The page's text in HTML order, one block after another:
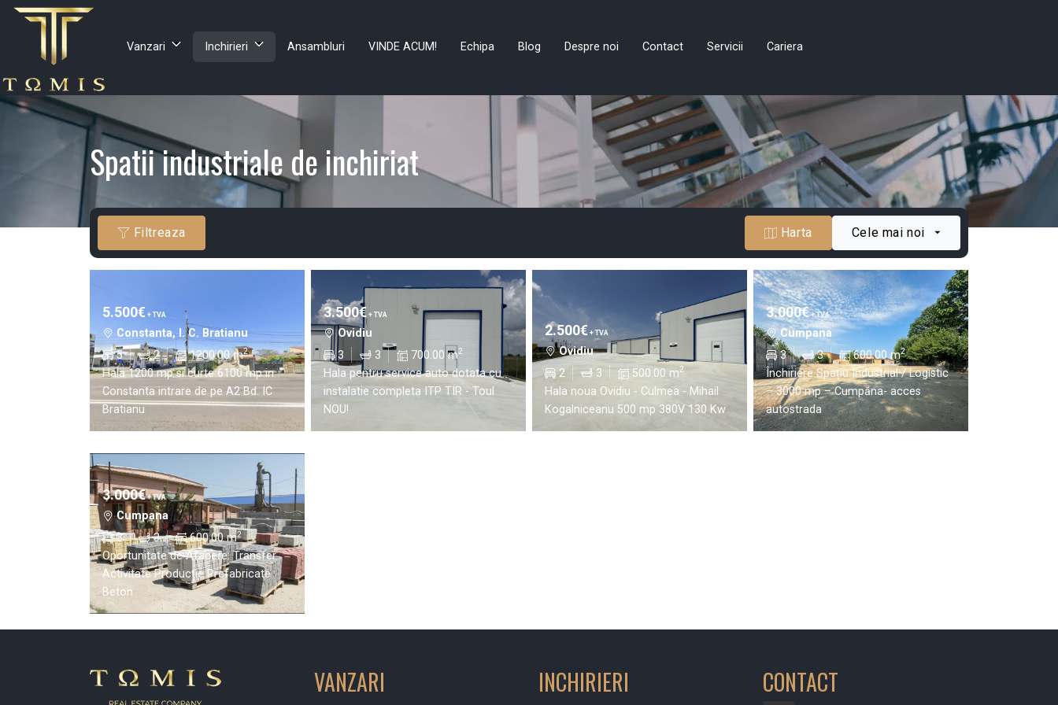
Vanzari Inchirieri Ansambluri VINDE ACUM! Echipa Blog Despre noi Contact Servicii Cariera
Spatii industriale de inchiriat
Filtreaza Harta Cele mai noi
5.500€ + TVA
Constanta, I. C. Bratianu
5
2 1200.00 m2
Hala 1200 mp si curte 6100 mp in
Constanta intrare de pe A2 Bd. IC
Bratianu
3.500€ + TVA
Ovidiu
3
3 700.00 m2
Hala pentru service auto dotata cu
instalatie completa ITP TIR - Toul
NOU!
2.500€ + TVA
Ovidiu
2
3 500.00 m2
Hala noua Ovidiu - Culmea - Mihail
Kogalniceanu 500 mp 380V 130 Kw
3.000€+ TVA
Cumpana
3
3 600.00 m2
Închiriere Spațiu Industrial / Logistic
– 3000 mp – Cumpăna- acces
autostrada
3.000€+ TVA
Cumpana
3
3 600.00 m2
Oportunitate de Afacere: Transfer
Activitate Producție Prefabricate
Beton
VANZARI INCHIRIERI CONTACT